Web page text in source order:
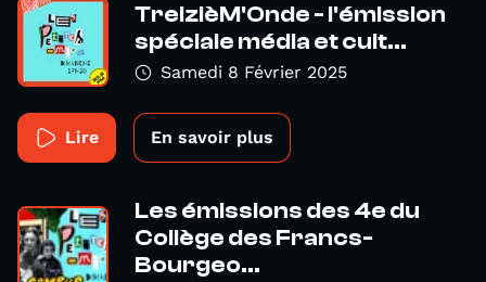
TreizièM'Onde - l'émission
spéciale média et cult...
Samedi 8 Février 2025
Lire En savoir plus
Les émissions des 4e du
Collège des Francs-
Bourgeo...